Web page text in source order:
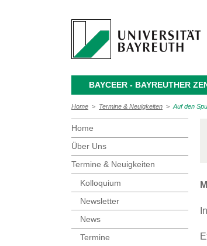
BAYCEER - BAYREUTHER
Home > Termine & Neuigkeiten > Auf den
Home
Über Uns
Termine & Neuigkeiten
Kolloquium
Newsletter
News
Termine